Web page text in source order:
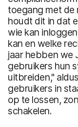
toegang met de
houdt dit in dat
wie kan
kan en welke
jaar hebben we
gebruikers hun
uitbreiden,"
gebruikers in
op te lossen,
schakelen.